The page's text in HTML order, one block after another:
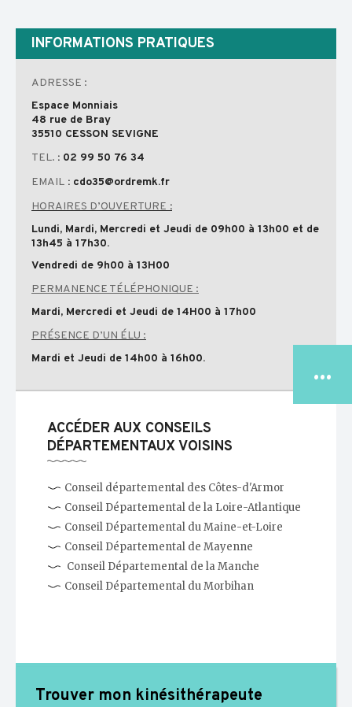
INFORMATIONS PRATIQUES
ADRESSE :
Espace Monniais
48 rue de Bray
35510 CESSON SEVIGNE
TEL. : 02 99 50 76 34
EMAIL : cdo35@ordremk.fr
HORAIRES D’OUVERTURE :
Lundi, Mardi, Mercredi et Jeudi de 09h00 à 13h00 et de
13h45 à 17h30.
Vendredi de 9h00 à 13H00
PERMANENCE TÉLÉPHONIQUE :
Mardi, Mercredi et Jeudi de 14H00 à 17h00
PRÉSENCE D’UN ÉLU :
Mardi et Jeudi de 14h00 à 16h00.
ACCÉDER AUX CONSEILS
DÉPARTEMENTAUX VOISINS
Conseil départemental des Côtes-d'Armor
Conseil Départemental de la Loire-Atlantique
Conseil Départemental du Maine-et-Loire
Conseil Départemental de Mayenne
Conseil Départemental de la Manche
Conseil Départemental du Morbihan
Trouver mon kinésithérapeute
...
TROUVER MON